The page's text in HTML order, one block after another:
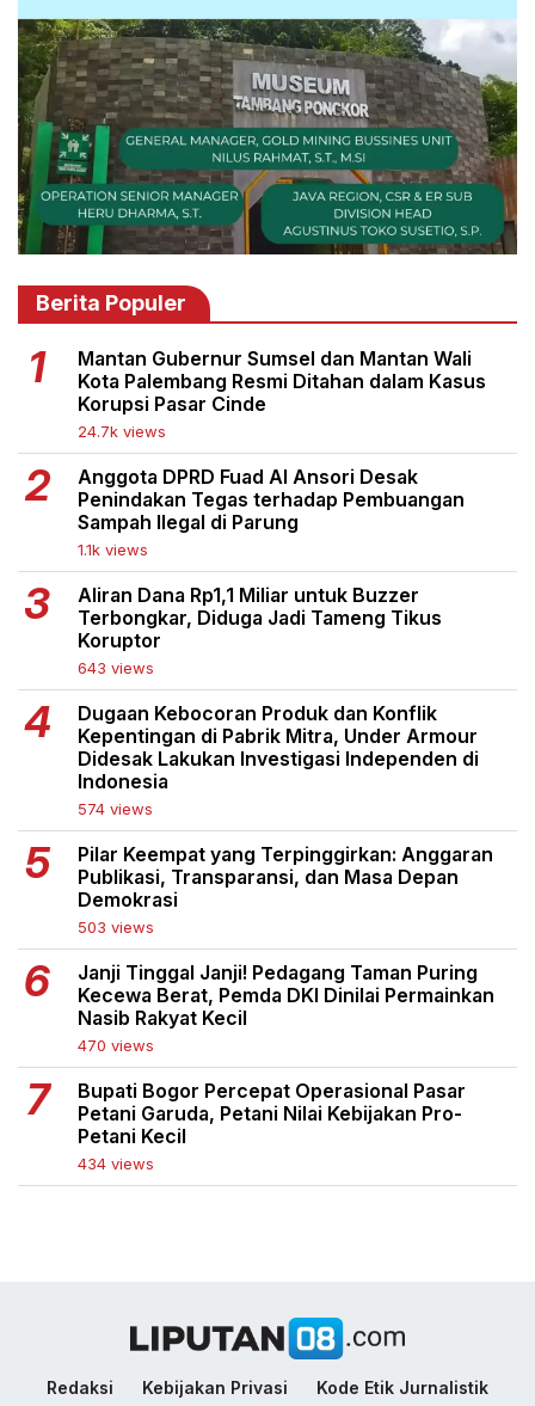
Berita Populer
Mantan Gubernur Sumsel dan Mantan Wali
Kota Palembang Resmi Ditahan dalam Kasus
Korupsi Pasar Cinde
24.7k views
Anggota DPRD Fuad Al Ansori Desak
Penindakan Tegas terhadap Pembuangan
Sampah Ilegal di Parung
1.1k views
Aliran Dana Rp1,1 Miliar untuk Buzzer
Terbongkar, Diduga Jadi Tameng Tikus
Koruptor
643 views
Dugaan Kebocoran Produk dan Konflik
Kepentingan di Pabrik Mitra, Under Armour
Didesak Lakukan Investigasi Independen di
Indonesia
574 views
Pilar Keempat yang Terpinggirkan: Anggaran
Publikasi, Transparansi, dan Masa Depan
Demokrasi
503 views
Janji Tinggal Janji! Pedagang Taman Puring
Kecewa Berat, Pemda DKI Dinilai Permainkan
Nasib Rakyat Kecil
470 views
Bupati Bogor Percepat Operasional Pasar
Petani Garuda, Petani Nilai Kebijakan Pro-
Petani Kecil
434 views
Redaksi Kebijakan Privasi Kode Etik Jurnalistik